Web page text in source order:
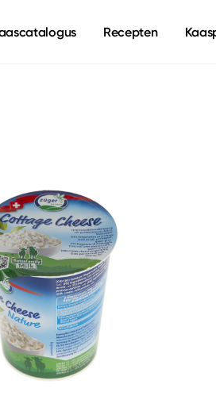
Recepten